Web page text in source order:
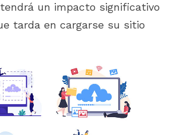
un impacto significativo
tarda en cargarse su sitio